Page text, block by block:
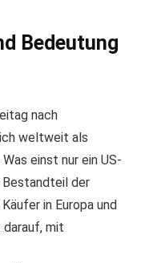
Bedeutung
nach
weltweit als
einst nur ein US-
der
in Europa und
darauf, mit